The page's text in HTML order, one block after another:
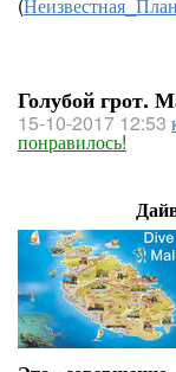
Голубой грот.
15-10-2017 12:53
понравилось!
Дайверы -